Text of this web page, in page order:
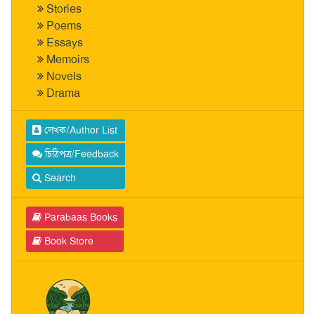
Stories
Poems
Essays
Memoirs
Novels
Drama
লেখক/Author List
চিঠিপত্র/Feedback
Search
Parabaas Books
Book Store